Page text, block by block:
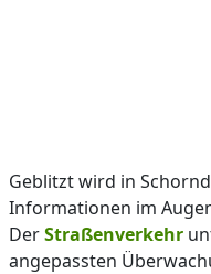
Geblitzt wird in
Informationen im
DerStraßenverkehr
angepassten